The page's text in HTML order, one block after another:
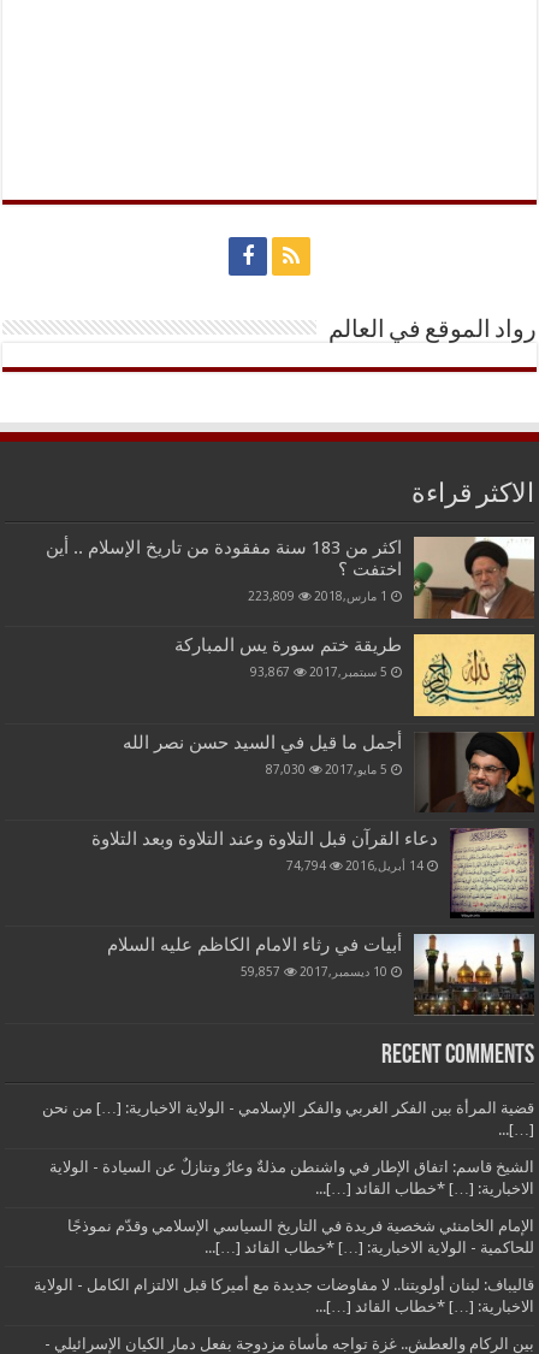
رواد الموقع في العالم
الاكثر قراءة
اكثر من 183 سنة مفقودة من تاريخ الإسلام .. أين
اختفت ؟
1 مارس,2018 223,809
طريقة ختم سورة يس المباركة
5 سبتمبر,2017 93,867
أجمل ما قيل في السيد حسن نصر الله
5 مايو,2017 87,030
دعاء القرآن قبل التلاوة وعند التلاوة وبعد التلاوة
14 أبريل,2016 74,794
أبيات في رثاء الامام الكاظم عليه السلام
10 ديسمبر,2017 59,857
Recent Comments
قضية المرأة بين الفكر الغربي والفكر الإسلامي - الولاية الاخبارية: […] من نحن
[…]...
الشيخ قاسم: اتفاق الإطار في واشنطن مذلةٌ وعارٌ وتنازلٌ عن السيادة - الولاية
الاخبارية: […] *خطاب القائد […]...
الإمام الخامنئي شخصية فريدة في التاريخ السياسي الإسلامي وقدّم نموذجًا
للحاكمية - الولاية الاخبارية: […] *خطاب القائد […]...
قاليباف: لبنان أولويتنا.. لا مفاوضات جديدة مع أميركا قبل الالتزام الكامل - الولاية
الاخبارية: […] *خطاب القائد […]...
بين الركام والعطش.. غزة تواجه مأساة مزدوجة بفعل دمار الكيان الإسرائيلي -